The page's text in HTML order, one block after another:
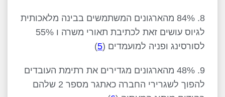
8. 84% מהארגונים המשתמשים בבינה מלאכותית
לגיוס עושים זאת לכתיבת תאורי משרה ו 55%
לסורסינג ופניה למועמדים (5
)
9. 48% מהארגונים מגדירים את רתימת העובדים
להפוך לשגרירי החברה כאתגר מספר 2 שלהם